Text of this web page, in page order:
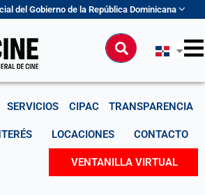
del Gobierno de la República Dominicana
Buscar
SERVICIOS CIPAC TRANSPARENCIA
LOCACIONES CONTACTO
VENTANILLA VIRTUAL